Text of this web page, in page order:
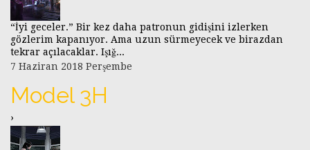
“İyi geceler.” Bir kez daha patronun gidişini izlerken
gözlerim kapanıyor. Ama uzun sürmeyecek ve birazdan
tekrar açılacaklar. Işığ...
7 Haziran 2018 Perşembe
Model 3H
›